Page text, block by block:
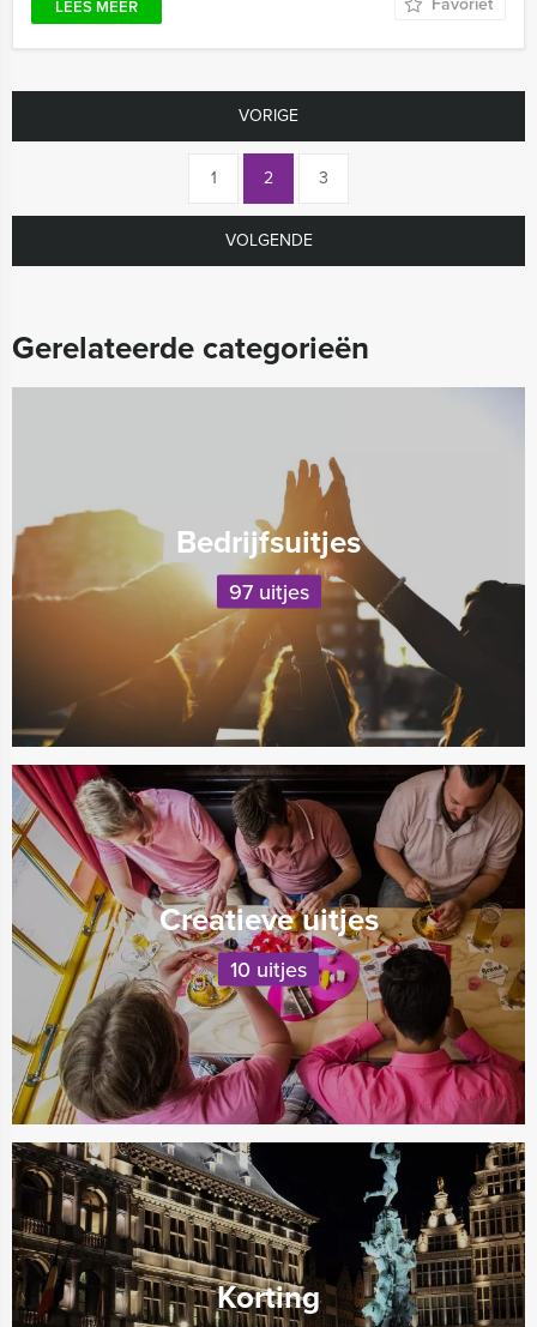
LEES MEER
VORIGE
1 2 3
VOLGENDE
Gerelateerde categorieën
Bedrijfsuitjes
97 uitjes
Creatieve uitjes
10 uitjes
Korting